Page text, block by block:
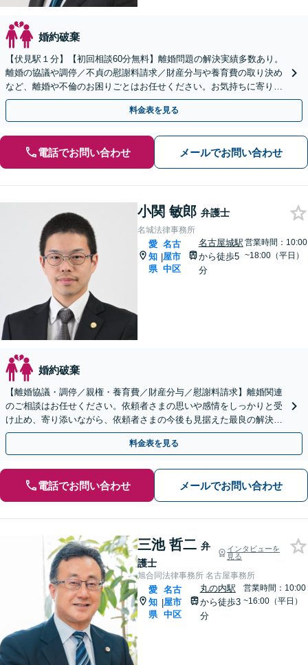
婚約破棄
【伏見駅１分】【初回相談60分無料】離婚問題の解決実績多数あり。
離婚の協議や調停／不貞の慰謝料請求／財産分与や養育費の取り決め
など、離婚や不倫のお困りごとはお任せください。お気持ちに寄り添
いご意向に沿う解決を目指します【電話・Web相談可】
料金表を見る
電話でお問い合わせ メールでお問い合わせ
小関 敏郎 弁護士
名城法律事務所
愛
知
県
|
名古
屋市
中区
名古屋城駅
から徒歩5
分
営業時間：10:00
~18:00（平日）
婚約破棄
【離婚協議・調停／親権・養育費／財産分与／慰謝料請求】離婚関連
のご相談はお任せください。依頼者さまの思いや感情をしっかりと受
け止め、寄り添いながら、依頼者さまの今後も見据えた最良の解決に
向け真摯に対応します【名古屋城駅5分】【初回相談無料】
料金表を見る
電話でお問い合わせ メールでお問い合わせ
三池 哲二 弁
護士
インタビューを
見る
旭合同法律事務所 名古屋事務所
愛
知
県
|
名古
屋市
中区
丸の内駅
から徒歩3
分
営業時間：10:00
~16:00（平日）